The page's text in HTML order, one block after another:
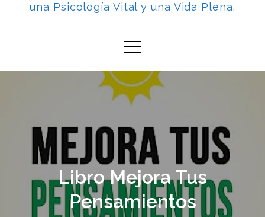
una Psicología Vital y una Vida Plena.
Libro Mejora Tus
Pensamientos